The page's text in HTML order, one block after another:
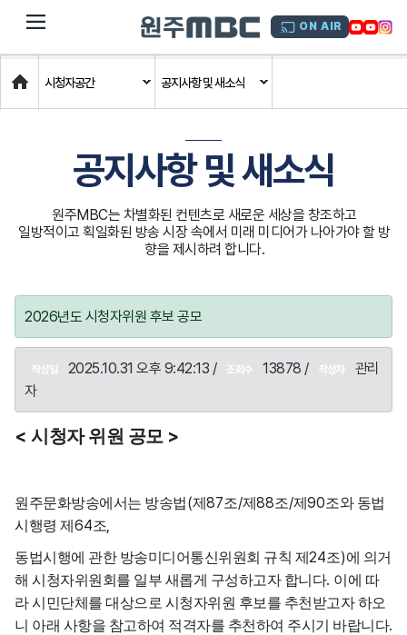
dehaze ON AIR
Home
시청자공간 공지사항 및 새소식
공지사항 및 새소식
원주MBC는 차별화된 컨텐츠로 새로운 세상을 창조하고
일방적이고 획일화된 방송 시장 속에서 미래 미디어가 나아가야 할 방
향을 제시하려 합니다.
2026년도 시청자위원 후보 공모
작성일 2025.10.31 오후 9:42:13 / 조회수 13878 / 작성자
관리
자
< 시청자 위원 공모 >
원주문화방송에서는 방송법(제 87조/제 88조/제 90조와 동법
시행령 제 64조,
동법시행에 관한 방송미디어통신위원회 규칙 제 24조)에 의거
해 시청자위원회를 일부 새롭게 구성하고자 합니다. 이에 따
라 시민단체를 대상으로 시청자위원 후보를 추천받고자 하오
니 아래 사항을 참고하여 적격자를 추천하여 주시기 바랍니다.